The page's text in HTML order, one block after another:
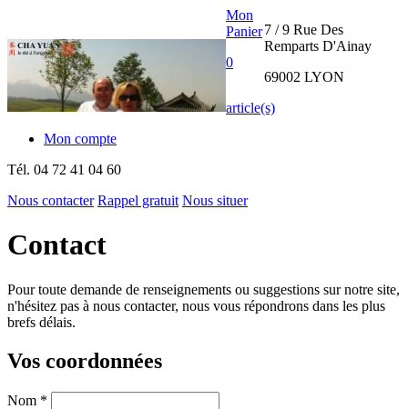
THE CHA
INTERNATIONAL
7 / 9 Rue Des
Remparts D'Ainay
69002 LYON
Mon
Panier
0
article(s)
Mon compte
Tél. 04 72 41 04 60
Nous contacter Rappel gratuit Nous situer
Contact
Pour toute demande de renseignements ou suggestions sur notre site,
n'hésitez pas à nous contacter, nous vous répondrons dans les plus
brefs délais.
Vos coordonnées
Nom *